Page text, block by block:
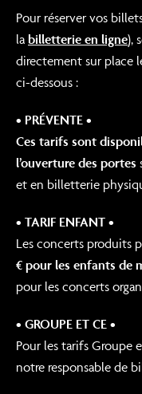
Pour réserver vos
la billetterie en ligne),
directement sur place
ci-dessous :
• PRÉVENTE •
Ces tarifs sont
l’ouverture des portes
et en billetterie
• TARIF ENFANT •
Les concerts produits
€ pour les enfants de
pour les concerts
• GROUPE ET CE •
Pour les tarifs Groupe
notre responsable de